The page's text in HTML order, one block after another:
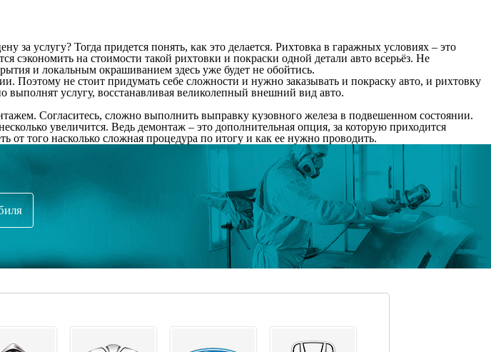
за услугу? Тогда придется понять, как это делается. Рихтовка в гаражных условиях – это
сэкономить на стоимости такой рихтовки и покраски одной детали авто всерьёз. Не
и локальным окрашиванием здесь уже будет не обойтись.
Поэтому не стоит придумать себе сложности и нужно заказывать и покраску авто, и рихтовку
выполнят услугу, восстанавливая великолепный внешний вид авто.
Согласитесь, сложно выполнить выправку кузовного железа в подвешенном состоянии.
увеличится. Ведь демонтаж – это дополнительная опция, за которую приходится
от того насколько сложная процедура по итогу и как ее нужно проводить.